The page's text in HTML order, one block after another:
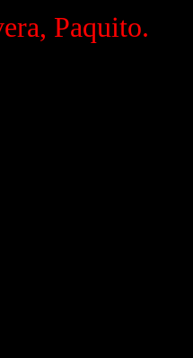
Paquito.